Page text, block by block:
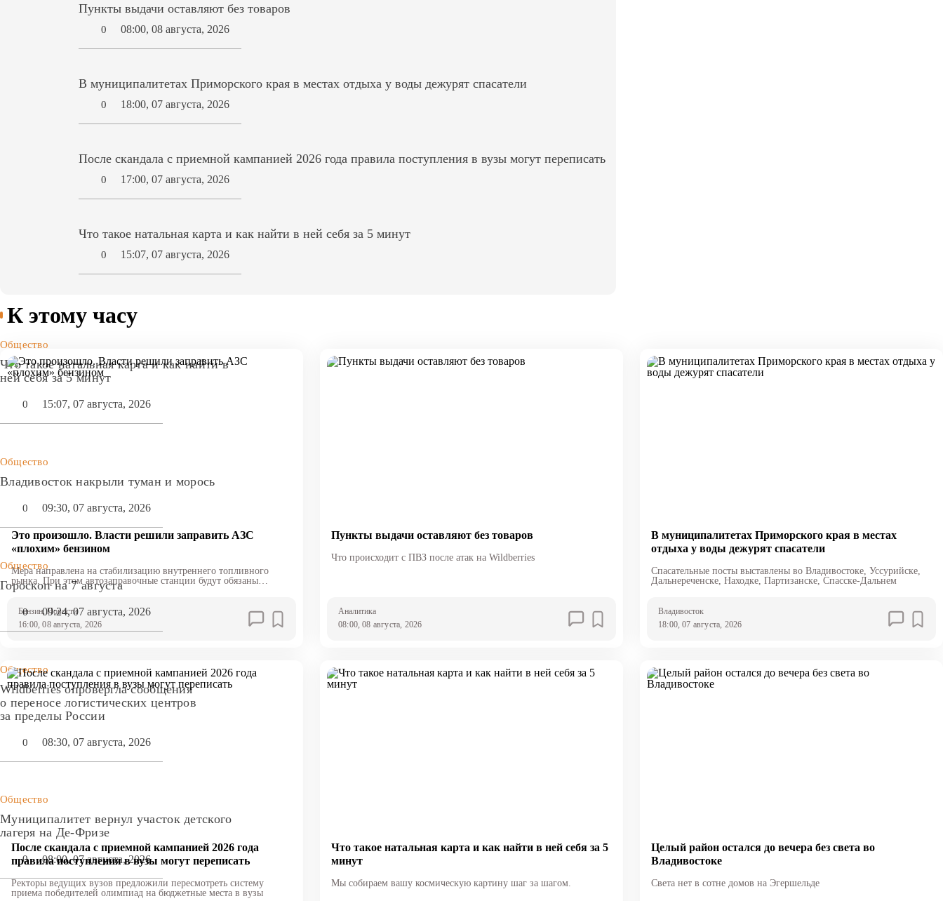
Пункты выдачи оставляют без товаров
0 08:00, 08 августа, 2026
В муниципалитетах Приморского края в местах отдыха у воды дежурят спасатели
0 18:00, 07 августа, 2026
После скандала с приемной кампанией 2026 года правила поступления в вузы могут переписать
0 17:00, 07 августа, 2026
Что такое натальная карта и как найти в ней себя за 5 минут
0 15:07, 07 августа, 2026
К этому часу
Общество
Что такое натальная карта и как найти в
ней себя за 5 минут
0 15:07, 07 августа, 2026
Общество
Владивосток накрыли туман и морось
0 09:30, 07 августа, 2026
Общество
Гороскоп на 7 августа
0 09:24, 07 августа, 2026
Общество
Wildberries опровергла сообщения
о переносе логистических центров
за пределы России
0 08:30, 07 августа, 2026
Общество
Муниципалитет вернул участок детского
лагеря на Де-Фризе
0 08:00, 07 августа, 2026
Это произошло. Власти решили заправить АЗС
«плохим» бензином
Мера направлена на стабилизацию внутреннего топливного
рынка. При этом автозаправочные станции будут обязаны
информировать потребителей о классе продаваемого топлива.
Бензин, Новости
16:00, 08 августа, 2026
Пункты выдачи оставляют без товаров
Что происходит с ПВЗ после атак на Wildberries
Аналитика
08:00, 08 августа, 2026
В муниципалитетах Приморского края в местах
отдыха у воды дежурят спасатели
Спасательные посты выставлены во Владивостоке, Уссурийске,
Дальнереченске, Находке, Партизанске, Спасске-Дальнем
Владивосток
18:00, 07 августа, 2026
После скандала с приемной кампанией 2026 года
правила поступления в вузы могут переписать
Ректоры ведущих вузов предложили пересмотреть систему
приема победителей олимпиад на бюджетные места в вузы
Что такое натальная карта и как найти в ней себя за 5
минут
Мы собираем вашу космическую картину шаг за шагом.
Целый район остался до вечера без света во
Владивостоке
Света нет в сотне домов на Эгершельде